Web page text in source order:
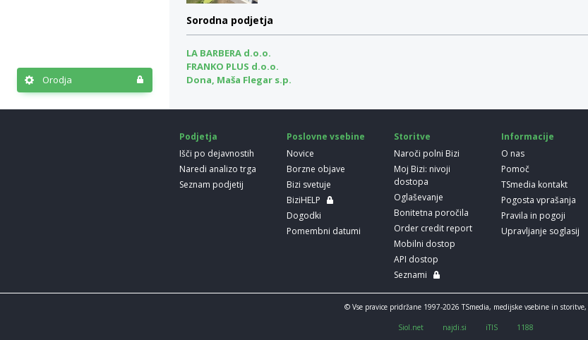
Orodja
Sorodna podjetja
LA BARBERA d.o.o.
FRANKO PLUS d.o.o.
Dona, Maša Flegar s.p.
Podjetja
Išči po dejavnostih
Naredi analizo trga
Seznam podjetij
Poslovne vsebine
Novice
Borzne objave
Bizi svetuje
BiziHELP
Dogodki
Pomembni datumi
Storitve
Naroči polni Bizi
Moj Bizi: nivoji
dostopa
Oglaševanje
Bonitetna poročila
Order credit report
Mobilni dostop
API dostop
Seznami
Informacije
O nas
Pomoč
TSmedia kontakt
Pogosta vprašanja
Pravila in pogoji
Upravljanje soglasij
© Vse pravice pridržane 1997-2026 TSmedia, medijske vsebine in storitve,
Siol.net najdi.si iTIS 1188